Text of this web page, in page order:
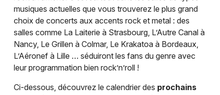
musiques actuelles que vous trouverez le plus grand
choix de concerts aux accents rock et metal : des
salles comme La Laiterie à Strasbourg, L’Autre Canal à
Nancy, Le Grillen à Colmar, Le Krakatoa à Bordeaux,
L’Aéronef à Lille … séduiront les fans du genre avec
leur programmation bien rock’n’roll !
Ci-dessous, découvrez le calendrier des prochains